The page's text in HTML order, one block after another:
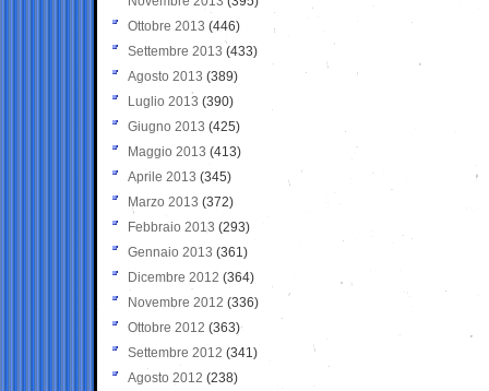
Ottobre 2013 (446)
Settembre 2013 (433)
Agosto 2013 (389)
Luglio 2013 (390)
Giugno 2013 (425)
Maggio 2013 (413)
Aprile 2013 (345)
Marzo 2013 (372)
Febbraio 2013 (293)
Gennaio 2013 (361)
Dicembre 2012 (364)
Novembre 2012 (336)
Ottobre 2012 (363)
Settembre 2012 (341)
Agosto 2012 (238)